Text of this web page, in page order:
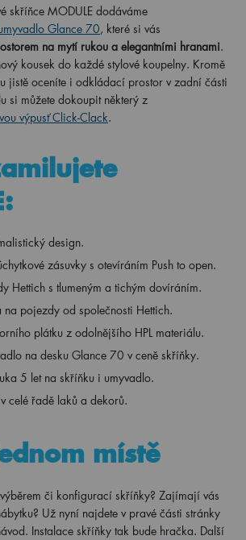
skříňce MODULE dodáváme
Glance 70, které si vás
na mytí rukou a elegantními hranami.
kousek do každé stylové koupelny. Kromě
jistě oceníte i odkládací prostor v zadní části
si můžete dokoupit některý z
výpusť Click-Clack.
design.
zásuvky s otevíráním Push to open.
Hettich s tlumeným a tichým dovíráním.
na pojezdy od společnosti Hettich.
plátku z odolnějšího HPL materiálu.
na desku Glance 70 v ceně skříňky.
5 let na skříňku i umyvadlo.
celé řadě laků a dekorů.
místě
či konfigurací skříňky? Zajímají vás
Už nyní najdete v pravé části stránky
Instalace skříňky tak bude hračka. Další